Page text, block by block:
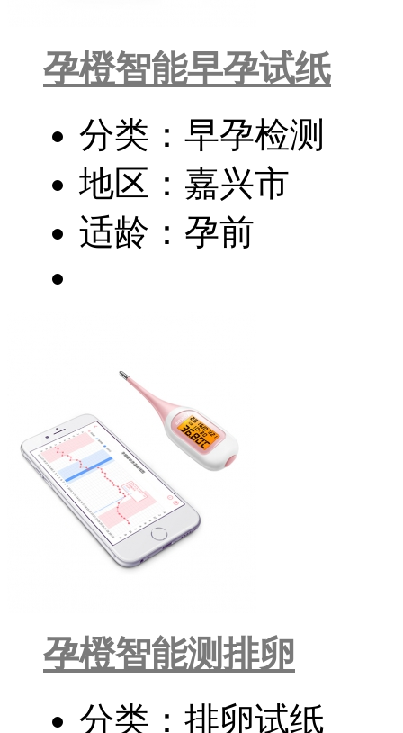
孕橙智能早孕试纸
分类：早孕检测
地区：嘉兴市
适龄：孕前
孕橙智能测排卵
分类：排卵试纸